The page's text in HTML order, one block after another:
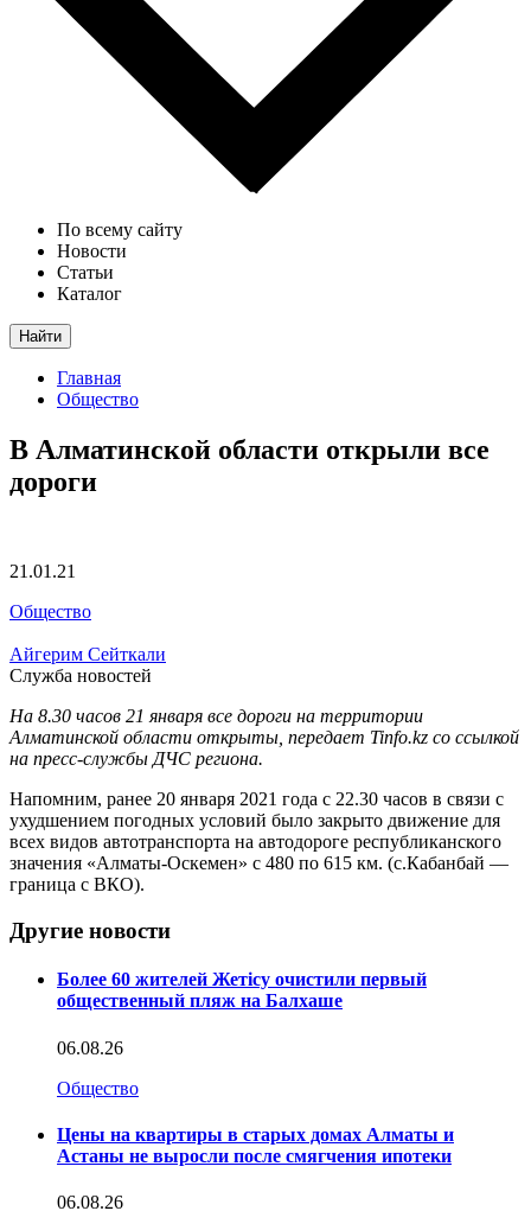
По всему сайту
Новости
Статьи
Каталог
Найти
Главная
Общество
В Алматинской области открыли все
дороги
21.01.21
Общество
Айгерим Сейткали
Служба новостей
На 8.30 часов 21 января все дороги на территории
Алматинской области открыты, передает Tinfo.kz со ссылкой
на пресс-службы ДЧС региона.
Напомним, ранее 20 января 2021 года с 22.30 часов в связи с
ухудшением погодных условий было закрыто движение для
всех видов автотранспорта на автодороге республиканского
значения «Алматы-Оскемен» с 480 по 615 км. (с.Кабанбай —
граница с ВКО).
Другие новости
Более 60 жителей Жетісу очистили первый
общественный пляж на Балхаше
06.08.26
Общество
Цены на квартиры в старых домах Алматы и
Астаны не выросли после смягчения ипотеки
06.08.26